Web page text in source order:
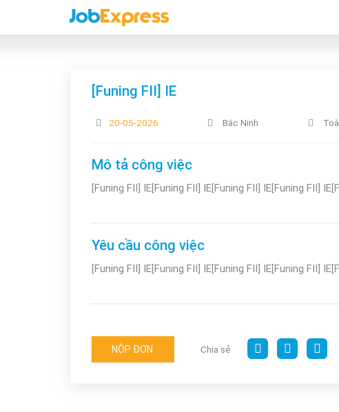
[Funing FII] IE
20-05-2026 Bắc Ninh
Mô tả công việc
[Funing FII] IE[Funing FII] IE[Funing FII] IE[Funing FII]
Yêu cầu công việc
[Funing FII] IE[Funing FII] IE[Funing FII] IE[Funing FII]
NỘP ĐƠN Chia sẻ